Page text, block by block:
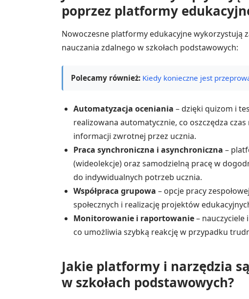
poprzez platformy
Nowoczesne platformy edukacyjne wykorzystują
nauczania zdalnego w szkołach podstawowych:
Polecamy również: Kiedy konieczne jest
Automatyzacja oceniania – dzięki quizom i
realizowana automatycznie, co oszczędza
informacji zwrotnej przez ucznia.
Praca synchroniczna i asynchroniczna –
(wideolekcje) oraz samodzielną pracę w
do indywidualnych potrzeb ucznia.
Współpraca grupowa – opcje pracy
społecznych i realizację projektów
Monitorowanie i raportowanie– nauczyciele
co umożliwia szybką reakcję w przypadku
Jakie platformy i narzędzia
w szkołach podstawowych?